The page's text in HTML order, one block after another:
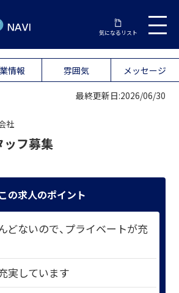
気になるリスト
情報 雰囲気 メッセージ
最終更新日:2026/06/30
社
ッフ募集
この求人のポイント
どないので、プライベートが充
実しています